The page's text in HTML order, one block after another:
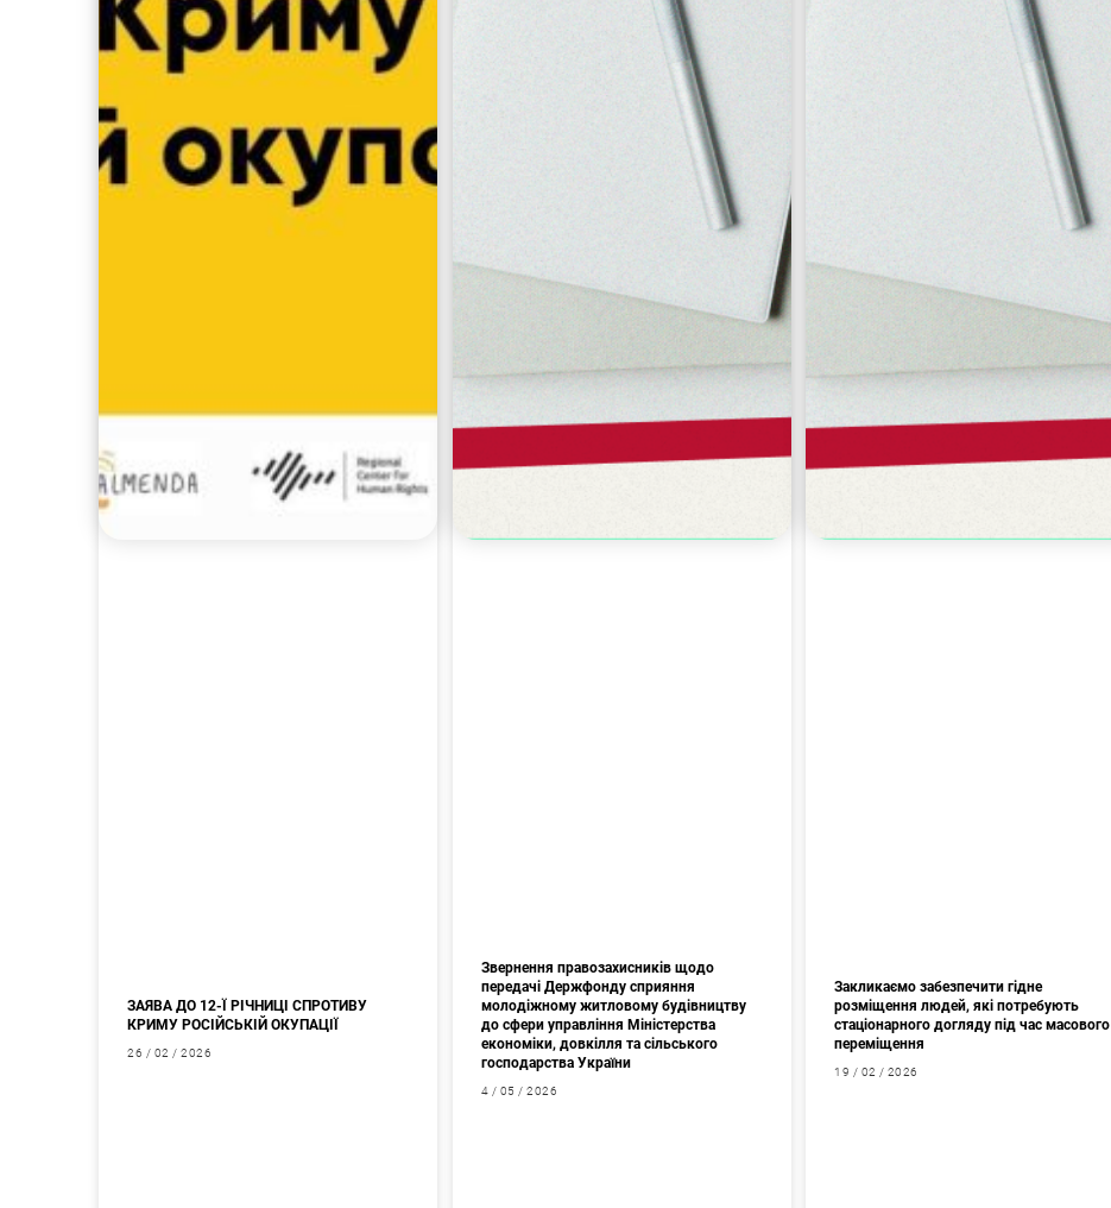
ЗАЯВА ДО 12-Ї РІЧНИЦІ СПРОТИВУ
КРИМУ РОСІЙСЬКІЙ ОКУПАЦІЇ
26 / 02 / 2026
Звернення правозахисників щодо
передачі Держфонду сприяння
молодіжному житловому будівництву
до сфери управління Міністерства
економіки, довкілля та сільського
господарства України
4 / 05 / 2026
Закликаємо забезпечити гідне
розміщення людей, які потребують
стаціонарного догляду під час масового
переміщення
19 / 02 / 2026